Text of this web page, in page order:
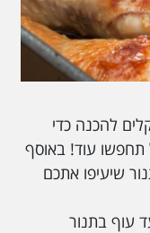
להכנה כדי
תחפשו עוד! באוסף
שיעיפו אתכם
עוף בתנור